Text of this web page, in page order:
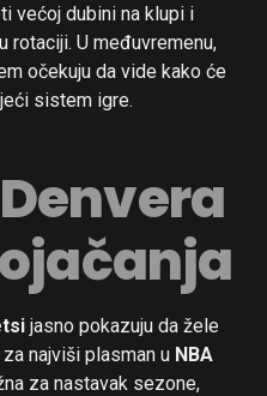
većoj dubini na klupi i
rotaciji. U međuvremenu,
očekuju da vide kako će
sistem igre.
jasno pokazuju da žele
najviši plasman u NBA
za nastavak sezone,